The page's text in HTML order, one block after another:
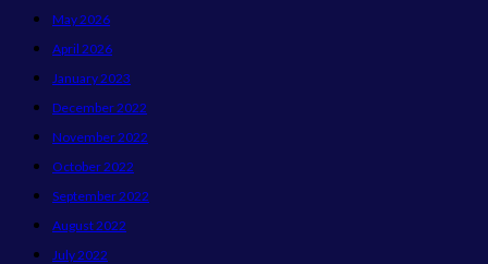
May 2026
April 2026
January 2023
December 2022
November 2022
October 2022
September 2022
August 2022
July 2022